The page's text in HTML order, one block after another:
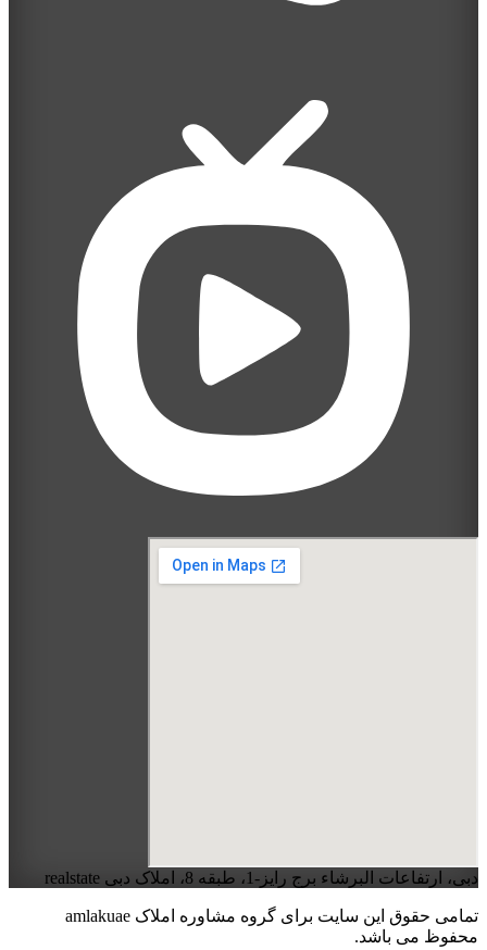
دبی، ارتفاعات البرشاء برج رایز-1، طبقه 8، املاک دبی realstate
تمامی حقوق این سایت برای گروه مشاوره املاک amlakuae
محفوظ می باشد.